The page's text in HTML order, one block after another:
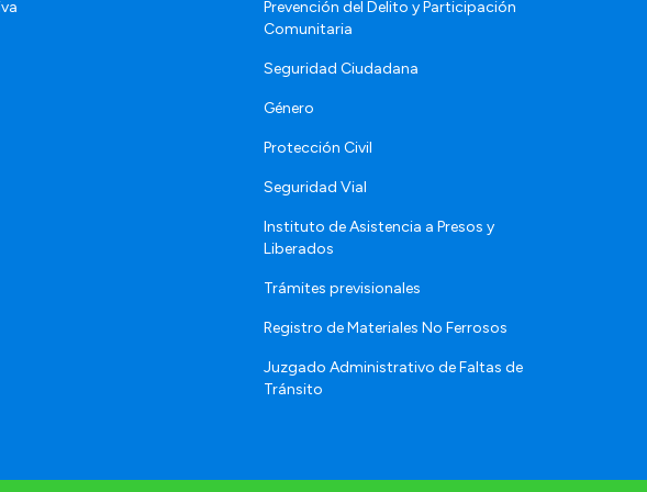
Prevención del Delito y Participación
Comunitaria
Seguridad Ciudadana
Género
Protección Civil
Seguridad Vial
Instituto de Asistencia a Presos y
Liberados
Trámites previsionales
Registro de Materiales No Ferrosos
Juzgado Administrativo de Faltas de
Tránsito